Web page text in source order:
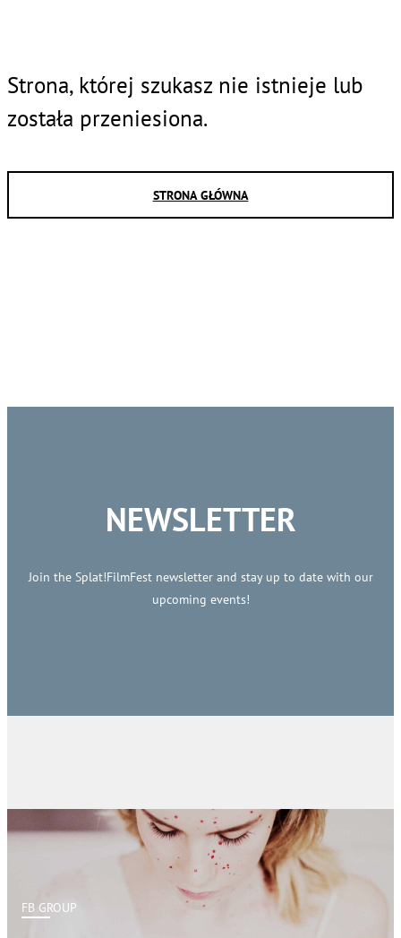
Strona, której szukasz nie istnieje lub
została przeniesiona.
STRONA GŁÓWNA
NEWSLETTER
Join the Splat!FilmFest newsletter and stay up to date with our
upcoming events!
FB GROUP